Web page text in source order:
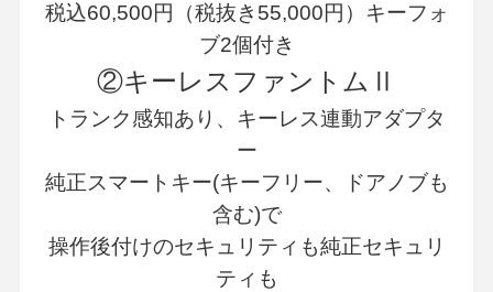
税込60,500円（税抜き55,000円）キーフォ
ブ2個付き
②キーレスファントムⅡ
トランク感知あり、キーレス連動アダプタ
ー
純正スマートキー(キーフリー、ドアノブも
含む)で
操作後付けのセキュリティも純正セキュリ
ティも